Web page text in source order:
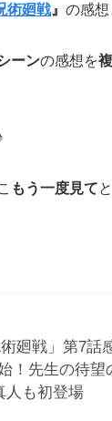
術廻戦』 の感想
ーンの感想を
もう一度見て